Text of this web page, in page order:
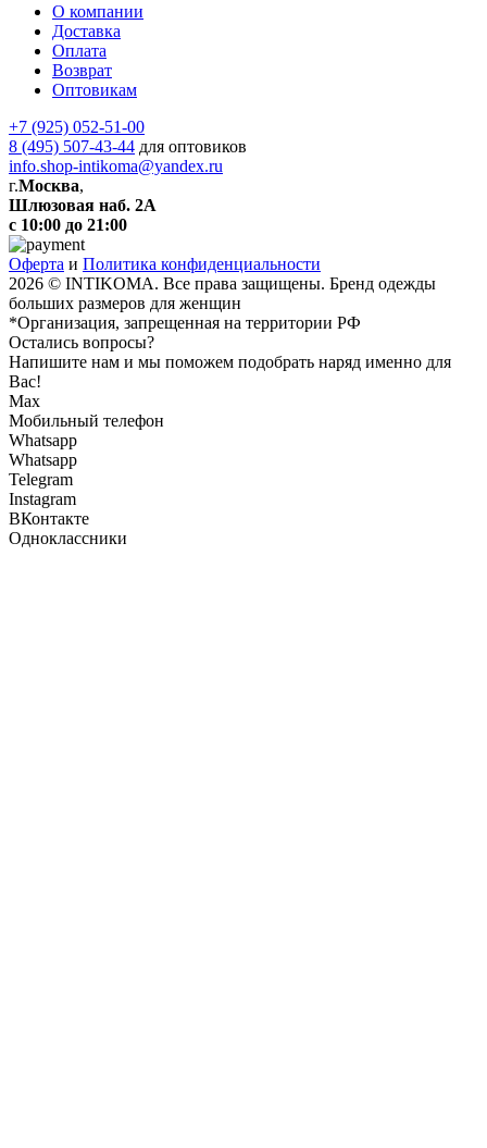
О компании
Доставка
Оплата
Возврат
Оптовикам
+7 (925) 052-51-00
8 (495) 507-43-44 для оптовиков
info.shop-intikoma@yandex.ru
г.Москва,
Шлюзовая наб. 2А
с 10:00 до 21:00
Оферта и Политика конфиденциальности
2026 © INTIKOMA. Все права защищены. Бренд одежды
больших размеров для женщин
*Организация, запрещенная на территории РФ
Остались вопросы?
Напишите нам и мы поможем подобрать наряд именно для
Вас!
Max
Мобильный телефон
Whatsapp
Whatsapp
Telegram
Instagram
ВКонтакте
Одноклассники